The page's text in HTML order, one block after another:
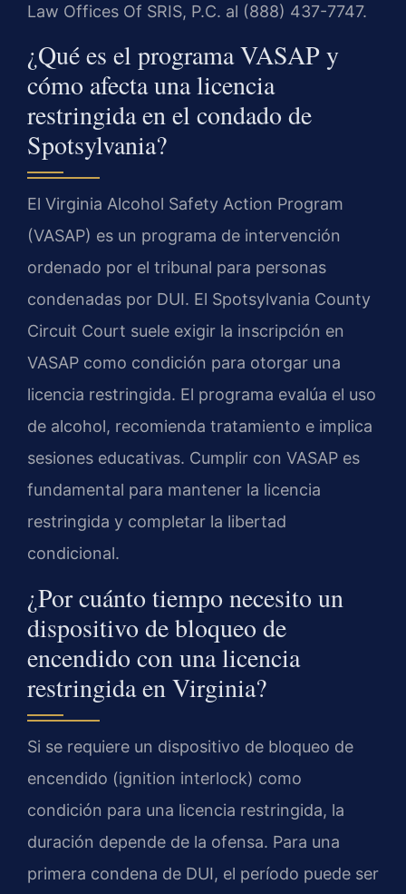
Law Offices Of SRIS, P.C. al (888) 437-7747.
¿Qué es el programa VASAP y
cómo afecta una licencia
restringida en el condado de
Spotsylvania?
El Virginia Alcohol Safety Action Program
(VASAP) es un programa de intervención
ordenado por el tribunal para personas
condenadas por DUI. El Spotsylvania County
Circuit Court suele exigir la inscripción en
VASAP como condición para otorgar una
licencia restringida. El programa evalúa el uso
de alcohol, recomienda tratamiento e implica
sesiones educativas. Cumplir con VASAP es
fundamental para mantener la licencia
restringida y completar la libertad
condicional.
¿Por cuánto tiempo necesito un
dispositivo de bloqueo de
encendido con una licencia
restringida en Virginia?
Si se requiere un dispositivo de bloqueo de
encendido (ignition interlock) como
condición para una licencia restringida, la
duración depende de la ofensa. Para una
primera condena de DUI, el período puede ser